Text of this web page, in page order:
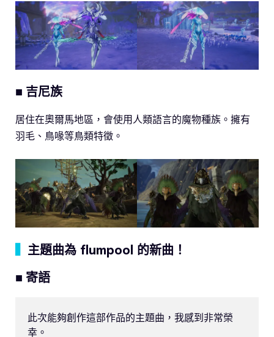
■ 吉尼族
居住在奧爾馬地區，會使用人類語言的魔物種族。擁有
羽毛、鳥喙等鳥類特徵。
主題曲為 flumpool 的新曲！
■ 寄語
此次能夠創作這部作品的主題曲，我感到非常榮
幸。